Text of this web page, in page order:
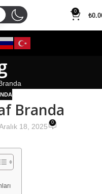
0
₺
Branda
18, 2025 0